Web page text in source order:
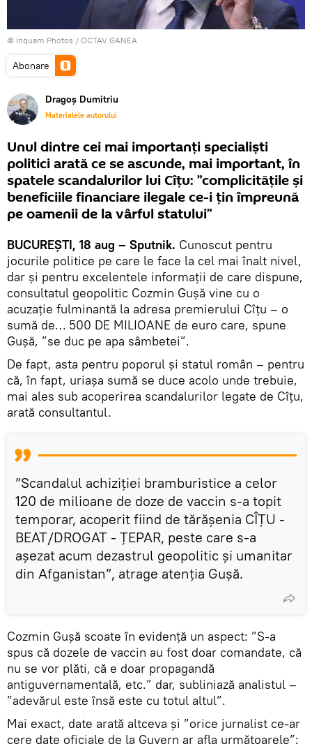
© Inquam Photos / OCTAV GANEA
Abonare
Dragoș Dumitriu
Materialele autorului
Unul dintre cei mai importanți specialiști
politici arată ce se ascunde, mai important, în
spatele scandalurilor lui Cîțu: ”complicitățile și
beneficiile financiare ilegale ce-i țin împreună
pe oamenii de la vârful statului”
BUCUREȘTI, 18 aug – Sputnik. Cunoscut pentru
jocurile politice pe care le face la cel mai înalt nivel,
dar și pentru excelentele informații de care dispune,
consultatul geopolitic Cozmin Gușă vine cu o
acuzație fulminantă la adresa premierului Cîțu – o
sumă de… 500 DE MILIOANE de euro care, spune
Gușă, ”se duc pe apa sâmbetei”.
De fapt, asta pentru poporul și statul român – pentru
că, în fapt, uriașa sumă se duce acolo unde trebuie,
mai ales sub acoperirea scandalurilor legate de Cîțu,
arată consultantul.
”Scandalul achiziției bramburistice a celor
120 de milioane de doze de vaccin s-a topit
temporar, acoperit fiind de tărășenia CÎȚU -
BEAT/DROGAT - ȚEPAR, peste care s-a
așezat acum dezastrul geopolitic și umanitar
din Afganistan”, atrage atenția Gușă.
Cozmin Gușă scoate în evidență un aspect: ”S-a
spus că dozele de vaccin au fost doar comandate, că
nu se vor plăti, că e doar propagandă
antiguvernamentală, etc.” dar, subliniază analistul –
”adevărul este însă este cu totul altul”.
Mai exact, date arată altceva și ”orice jurnalist ce-ar
cere date oficiale de la Guvern ar afla următoarele”: